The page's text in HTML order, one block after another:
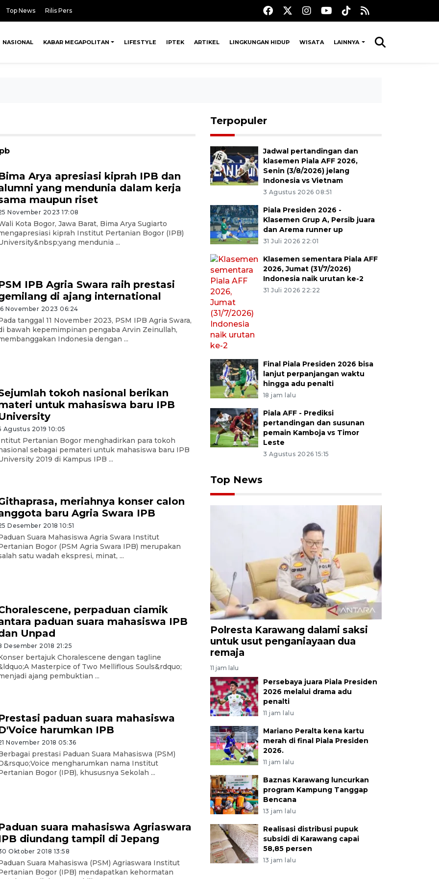
Top News Rilis Pers
NASIONAL KABAR MEGAPOLITAN LIFESTYLE IPTEK ARTIKEL LINGKUNGAN HIDUP WISATA LAINNYA
Arya apresiasi kiprah IPB dan
yang mendunia dalam kerja
maupun riset
November 2023 17:08
Kota Bogor, Jawa Barat, Bima Arya Sugiarto
kiprah Institut Pertanian Bogor (IPB)
mendunia ...
IPB Agria Swara raih prestasi
di ajang international
November 2023 06:24
tanggal 11 November 2023, PSM IPB Agria Swara,
bawah kepemimpinan pengaba Arvin Zeinullah,
Indonesia dengan ...
tokoh nasional berikan
untuk mahasiswa baru IPB
Agustus 2019 10:05
Pertanian Bogor menghadirkan para tokoh
sebagai pemateri untuk mahasiswa baru IPB
2019 di Kampus IPB ...
meriahnya konser calon
baru Agria Swara IPB
Desember 2018 10:51
Suara Mahasiswa Agria Swara Institut
Bogor (PSM Agria Swara IPB) merupakan
satu wadah ekspresi, minat, ...
perpaduan ciamik
paduan suara mahasiswa IPB
Unpad
Desember 2018 21:25
bertajuk Choralescene dengan tagline
Masterpice of Two Melliflous Souls&rdquo;
ajang pembuktian ...
paduan suara mahasiswa
harumkan IPB
November 2018 05:36
prestasi Paduan Suara Mahasiswa (PSM)
mengharumkan nama Institut
Bogor (IPB), khususnya Sekolah ...
suara mahasiswa Agriaswara
diundang tampil di Jepang
Oktober 2018 13:58
Suara Mahasiswa (PSM) Agriaswara Institut
Bogor (IPB) mendapatkan kehormatan
Terpopuler
Jadwal pertandingan dan
klasemen Piala AFF 2026,
Senin (3/8/2026) jelang
Indonesia vs Vietnam
3 Agustus 2026 08:51
Piala Presiden 2026 -
Klasemen Grup A, Persib juara
dan Arema runner up
31 Juli 2026 22:01
Klasemen sementara Piala AFF
2026, Jumat (31/7/2026)
Indonesia naik urutan ke-2
31 Juli 2026 22:22
Final Piala Presiden 2026 bisa
lanjut perpanjangan waktu
hingga adu penalti
18 jam lalu
Piala AFF - Prediksi
pertandingan dan susunan
pemain Kamboja vs Timor
Leste
3 Agustus 2026 15:15
Top News
Polresta Karawang dalami saksi
untuk usut penganiayaan dua
remaja
11 jam lalu
Persebaya juara Piala Presiden
2026 melalui drama adu
penalti
11 jam lalu
Mariano Peralta kena kartu
merah di final Piala Presiden
2026.
11 jam lalu
Baznas Karawang luncurkan
program Kampung Tanggap
Bencana
13 jam lalu
Realisasi distribusi pupuk
subsidi di Karawang capai
58,85 persen
13 jam lalu